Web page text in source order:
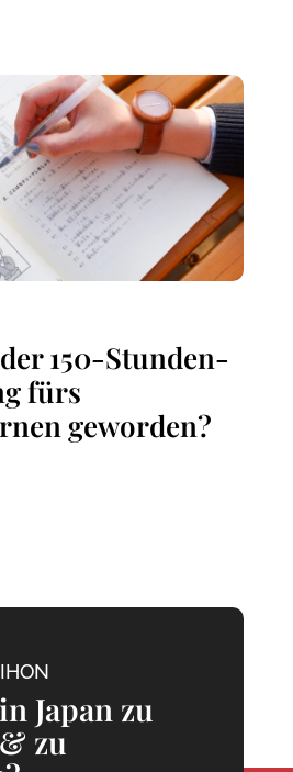
150-Stunden-
fürs
geworden?
Japan zu
zu